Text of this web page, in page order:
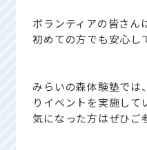
ボランティアの皆さん
初めての方でも安心し
みらいの森体験塾では
りイベントを実施して
気になった方はぜひご